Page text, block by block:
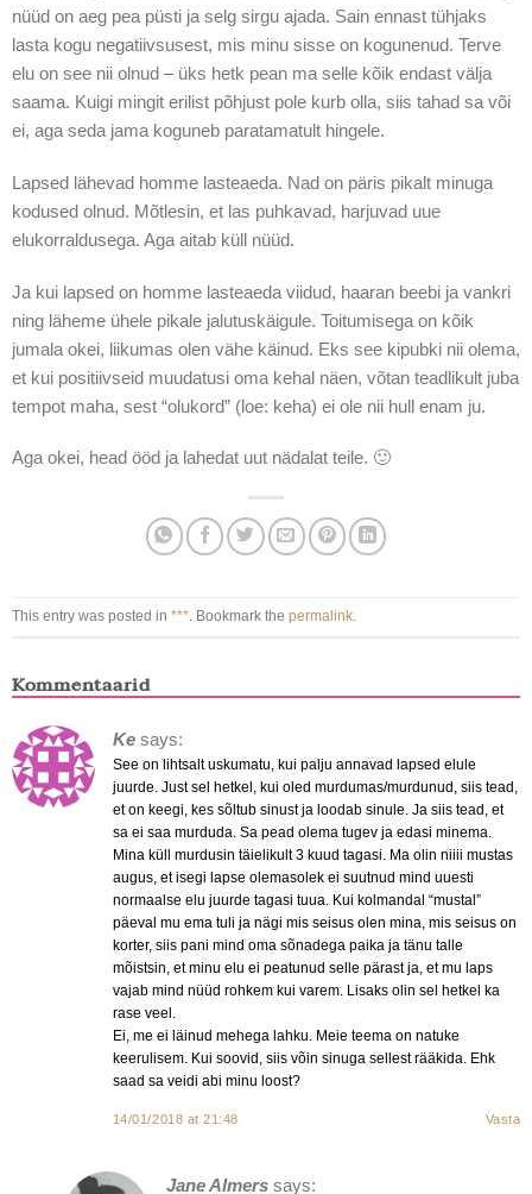
nüüd on aeg pea püsti ja selg sirgu ajada. Sain ennast tühjaks
lasta kogu negatiivsusest, mis minu sisse on kogunenud. Terve
elu on see nii olnud – üks hetk pean ma selle kõik endast välja
saama. Kuigi mingit erilist põhjust pole kurb olla, siis tahad sa või
ei, aga seda jama koguneb paratamatult hingele.
Lapsed lähevad homme lasteaeda. Nad on päris pikalt minuga
kodused olnud. Mõtlesin, et las puhkavad, harjuvad uue
elukorraldusega. Aga aitab küll nüüd.
Ja kui lapsed on homme lasteaeda viidud, haaran beebi ja vankri
ning läheme ühele pikale jalutuskäigule. Toitumisega on kõik
jumala okei, liikumas olen vähe käinud. Eks see kipubki nii olema,
et kui positiivseid muudatusi oma kehal näen, võtan teadlikult juba
tempot maha, sest “olukord” (loe: keha) ei ole nii hull enam ju.
Aga okei, head ööd ja lahedat uut nädalat teile. 🙂
This entry was posted in ***. Bookmark the permalink.
Kommentaarid
Ke says:
See on lihtsalt uskumatu, kui palju annavad lapsed elule
juurde. Just sel hetkel, kui oled murdumas/murdunud, siis tead,
et on keegi, kes sõltub sinust ja loodab sinule. Ja siis tead, et
sa ei saa murduda. Sa pead olema tugev ja edasi minema.
Mina küll murdusin täielikult 3 kuud tagasi. Ma olin niiii mustas
augus, et isegi lapse olemasolek ei suutnud mind uuesti
normaalse elu juurde tagasi tuua. Kui kolmandal “mustal”
päeval mu ema tuli ja nägi mis seisus olen mina, mis seisus on
korter, siis pani mind oma sõnadega paika ja tänu talle
mõistsin, et minu elu ei peatunud selle pärast ja, et mu laps
vajab mind nüüd rohkem kui varem. Lisaks olin sel hetkel ka
rase veel.
Ei, me ei läinud mehega lahku. Meie teema on natuke
keerulisem. Kui soovid, siis võin sinuga sellest rääkida. Ehk
saad sa veidi abi minu loost?
14/01/2018 at 21:48 Vasta
Jane Almers says: